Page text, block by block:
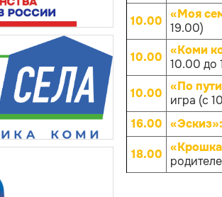
10.00 «Моя
19.00)
10.00 «Коми
10.00 до
10.00 «По
игра (с
16.00
18.00